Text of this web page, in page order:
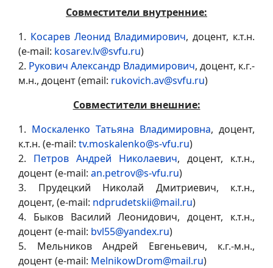
Совместители внутренние:
1. Косарев Леонид Владимирович, доцент, к.т.н.
(e-mail: kosarev.lv@svfu.ru)
2. Рукович Александр Владимирович, доцент, к.г.-
м.н., доцент (email: rukovich.av@svfu.ru)
Совместители внешние:
1. Москаленко Татьяна Владимировна, доцент,
к.т.н. (e-mail: tv.moskalenko@s-vfu.ru)
2. Петров Андрей Николаевич, доцент, к.т.н.,
доцент (e-mail: an.petrov@s-vfu.ru)
3. Прудецкий Николай Дмитриевич, к.т.н.,
доцент, (e-mail: ndprudetskii@mail.ru)
4. Быков Василий Леонидович, доцент, к.т.н.,
доцент (e-mail: bvl55@yandex.ru)
5. Мельников Андрей Евгеньевич, к.г.-м.н.,
доцент (e-mail: MelnikowDrom@mail.ru)